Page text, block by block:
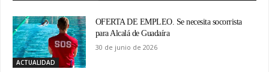
ACTUALIDAD
OFERTA DE EMPLEO. Se necesita socorrista
para Alcalá de Guadaíra
30 de junio de 2026